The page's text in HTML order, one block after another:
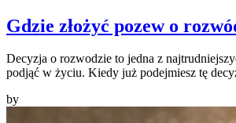
Gdzie złożyć pozew o
Decyzja o rozwodzie to jedna z
podjąć w życiu. Kiedy już podejmiesz tę
by